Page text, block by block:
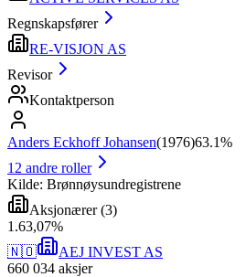
Regnskapsfører
RE-VISJON AS
Revisor
Kontaktperson
Anders Eckhoff Johansen(1976)63.1%
12 andre roller
Kilde: Brønnøysundregistrene
Aksjonærer(3)
1 .63,07%
🇳🇴
AEJ INVEST AS
660 034 aksjer